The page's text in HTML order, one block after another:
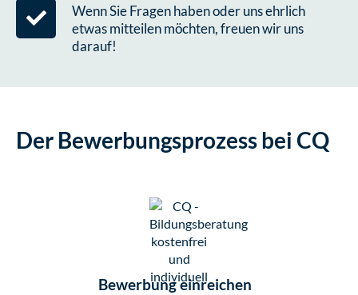
Wenn Sie Fragen haben oder uns ehrlich
etwas mitteilen möchten, freuen wir uns
darauf!
Der Bewerbungsprozess bei CQ
Bewerbung einreichen